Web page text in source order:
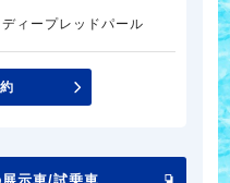
ディープレッドパール
示車/試乗車